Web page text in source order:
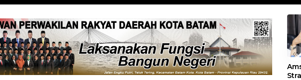
«